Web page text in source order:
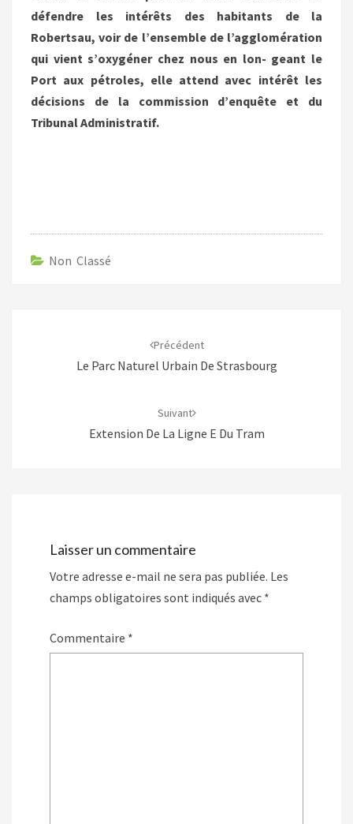
défendre les intérêts des habitants de la
Robertsau, voir de l’ensemble de l’agglomération
qui vient s’oxygéner chez nous en lon- geant le
Port aux pétroles, elle attend avec intérêt les
décisions de la commission d’enquête et du
Tribunal Administratif.
Non Classé
Précédent
Le Parc Naturel Urbain De Strasbourg
Suivant
Extension De La Ligne E Du Tram
Laisser un commentaire
Votre adresse e-mail ne sera pas publiée. Les
champs obligatoires sont indiqués avec *
Commentaire *